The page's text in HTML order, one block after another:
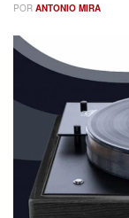
POR ANTONIO MIRA